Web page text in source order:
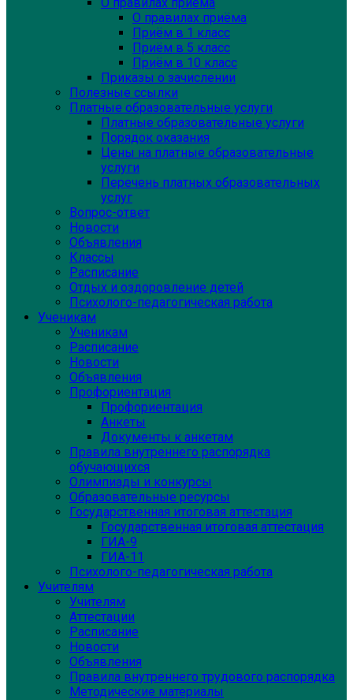
О правилах приёма
Приём в 1 класс
Приём в 5 класс
Приём в 10 класс
Приказы о зачислении
Полезные ссылки
Платные образовательные услуги
Платные образовательные услуги
Порядок оказания
Цены на платные образовательные
услуги
Перечень платных образовательных
услуг
Вопрос-ответ
Новости
Объявления
Классы
Расписание
Отдых и оздоровление детей
Психолого-педагогическая работа
Ученикам
Ученикам
Расписание
Новости
Объявления
Профориентация
Профориентация
Анкеты
Документы к анкетам
Правила внутреннего распорядка
обучающихся
Олимпиады и конкурсы
Образовательные ресурсы
Государственная итоговая аттестация
Государственная итоговая аттестация
ГИА-9
ГИА-11
Психолого-педагогическая работа
Учителям
Учителям
Аттестации
Расписание
Новости
Объявления
Правила внутреннего трудового распорядка
Методические материалы